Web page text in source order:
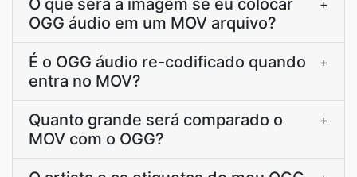
O que será a imagem se eu colocar
OGG áudio em um MOV arquivo?
+
É o OGG áudio re-codificado quando
entra no MOV?
+
Quanto grande será comparado o
MOV com o OGG?
+